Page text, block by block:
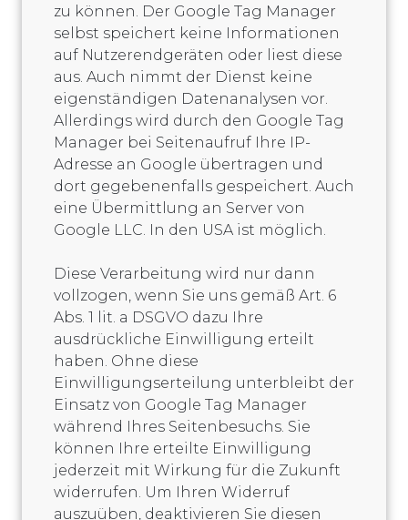
zu können. Der Google Tag Manager
selbst speichert keine Informationen
auf Nutzerendgeräten oder liest diese
aus. Auch nimmt der Dienst keine
eigenständigen Datenanalysen vor.
Allerdings wird durch den Google Tag
Manager bei Seitenaufruf Ihre IP-
Adresse an Google übertragen und
dort gegebenenfalls gespeichert. Auch
eine Übermittlung an Server von
Google LLC. In den USA ist möglich.
Diese Verarbeitung wird nur dann
vollzogen, wenn Sie uns gemäß Art. 6
Abs. 1 lit. a DSGVO dazu Ihre
ausdrückliche Einwilligung erteilt
haben. Ohne diese
Einwilligungserteilung unterbleibt der
Einsatz von Google Tag Manager
während Ihres Seitenbesuchs. Sie
können Ihre erteilte Einwilligung
jederzeit mit Wirkung für die Zukunft
widerrufen. Um Ihren Widerruf
auszuüben, deaktivieren Sie diesen